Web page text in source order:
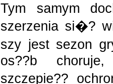
Tym samym
szerzenia si�?
szy jest sezon
os??b
szczepie??